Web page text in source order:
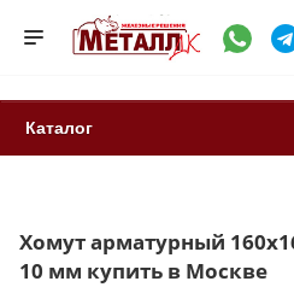
Каталог
Хомут арматурный
10 мм купить в Москве